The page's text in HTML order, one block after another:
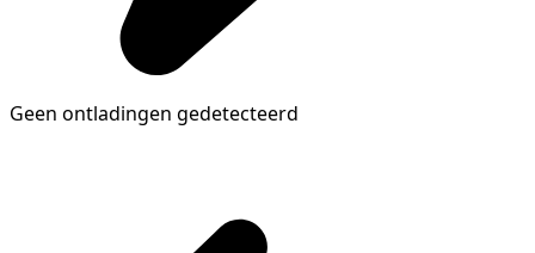
Geen ontladingen gedetecteerd